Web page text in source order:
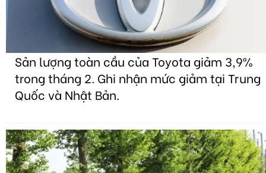
Sản lượng toàn cầu của Toyota giảm 3,9%
trong tháng 2. Ghi nhận mức giảm tại Trung
Quốc và Nhật Bản.